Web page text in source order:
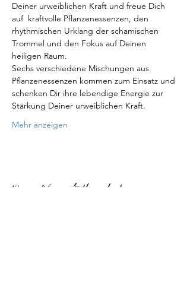
Deiner urweiblichen Kraft und freue Dich
auf  kraftvolle Pflanzenessenzen, den
rhythmischen Urklang der schamischen
Trommel und den Fokus auf Deinen
heiligen Raum.
Sechs verschiedene Mischungen aus
Pflanzenessenzen kommen zum Einsatz und
schenken Dir ihre lebendige Energie zur
Stärkung Deiner urweiblichen Kraft.
Mehr anzeigen
Diese Veranstaltung teilen